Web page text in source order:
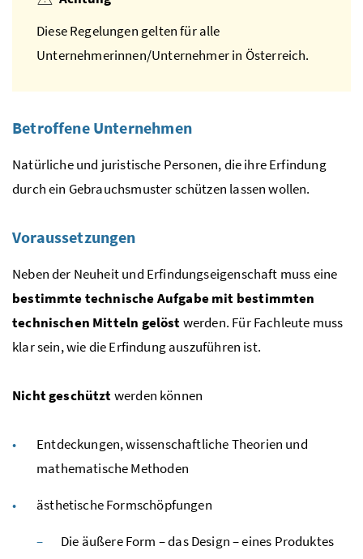
Diese Regelungen gelten für alle
Unternehmerinnen/Unternehmer in Österreich.
Betroffene Unternehmen
Natürliche und juristische Personen, die ihre Erfindung
durch ein Gebrauchsmuster schützen lassen wollen.
Voraussetzungen
Neben der Neuheit und Erfindungseigenschaft muss eine
bestimmte technische Aufgabe mit bestimmten
technischen Mitteln gelöstwerden. Für Fachleute muss
klar sein, wie die Erfindung auszuführen ist.
Nicht geschütztwerden können
Entdeckungen, wissenschaftliche Theorien und
mathematische Methoden
ästhetische Formschöpfungen
Die äußere Form – dasDesign– eines Produktes